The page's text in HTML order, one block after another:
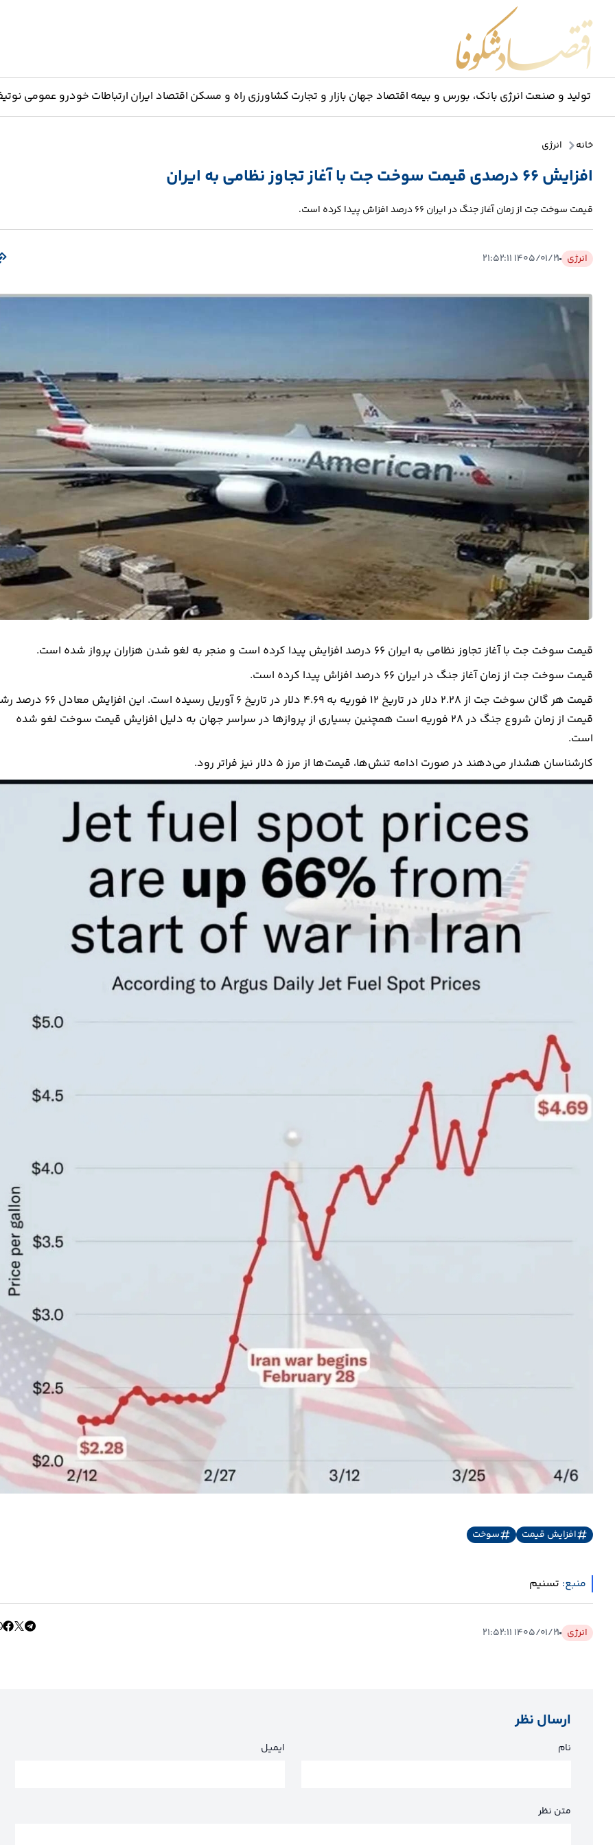
تولید و صنعت انرژی بانک، بورس و بیمه اقتصاد جهان بازار و تجارت کشاورزی راه و مسکن اقتصاد ایران ارتباطات خودرو عمومی
خانه انرژی
افزایش ۶۶ درصدی قیمت سوخت جت با آغاز تجاوز نظامی به ایران
قیمت سوخت جت از زمان آغاز جنگ در ایران ۶۶ درصد افزاش پیدا کرده است.
انرژی ۱۴۰۵/۰۱/۲۱ ۲۱:۵۲:۱۱
قیمت سوخت جت با آغاز تجاوز نظامی به ایران ۶۶ درصد افزایش پیدا کرده است و منجر به لغو شدن هزاران پرواز شده است.
قیمت سوخت جت از زمان آغاز جنگ در ایران ۶۶ درصد افزاش پیدا کرده است.
قیمت هر گالن سوخت جت از ۲.۲۸ دلار در تاریخ ۱۲ فوریه به ۴.۶۹ دلار در تاریخ ۶ آوریل رسیده است. این
قیمت از زمان شروع جنگ در ۲۸ فوریه است همچنین بسیاری از پروازها در سراسر جهان به دلیل افزایش قیمت سوخت لغو شده
است.
کارشناسان هشدار می‌دهند در صورت ادامه تنش‌ها، قیمت‌ها از مرز ۵ دلار نیز فراتر رود.
افزایش قیمت سوخت
منبع: تسنیم
انرژی ۱۴۰۵/۰۱/۲۱ ۲۱:۵۲:۱۱
ارسال نظر
نام ایمیل
متن نظر